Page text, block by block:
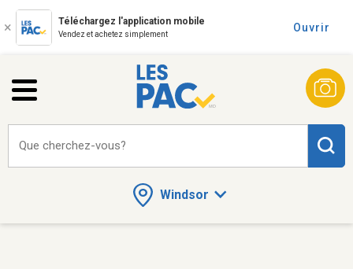
Téléchargez l'application mobile
Vendez et achetez simplement
Ouvrir
Windsor
Que cherchez-vous?